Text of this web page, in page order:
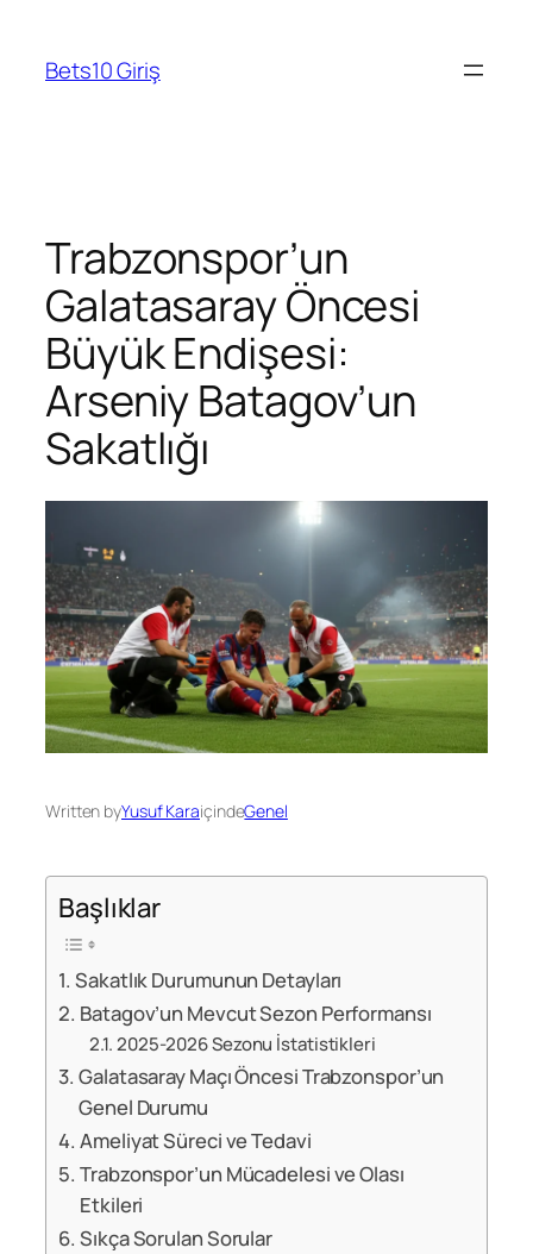
content
Bets10 Giriş
Trabzonspor’un
Galatasaray Öncesi
Büyük Endişesi:
Arseniy Batagov’un
Sakatlığı
Written byYusuf KaraiçindeGenel
Başlıklar
Sakatlık Durumunun Detayları
Batagov’un Mevcut Sezon Performansı
2025-2026 Sezonu İstatistikleri
Galatasaray Maçı Öncesi Trabzonspor’un
Genel Durumu
Ameliyat Süreci ve Tedavi
Trabzonspor’un Mücadelesi ve Olası
Etkileri
Sıkça Sorulan Sorular